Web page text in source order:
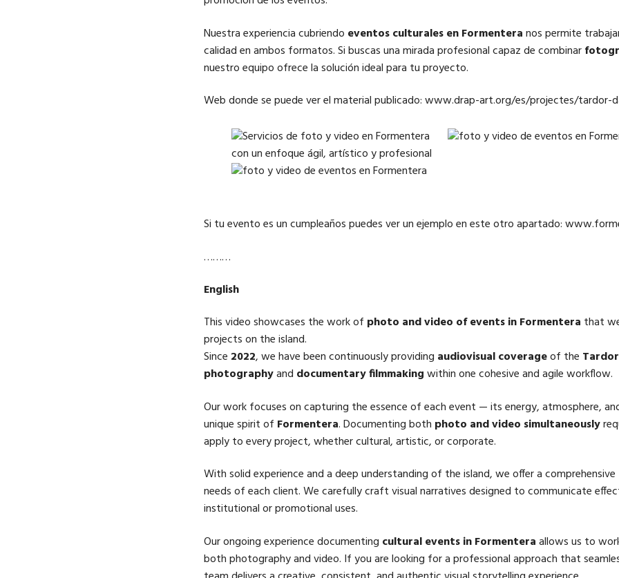
Nuestra experiencia cubriendo eventos culturales en Formenteranos permite
calidad en ambos formatos. Si buscas una mirada profesional capaz de combinar
nuestro equipo ofrece la solución ideal para tu proyecto.
Web donde se puede ver el material publicado:www.drap-art.org/es/projectes/tardor-
Si tu evento es un cumpleaños puedes ver un ejemplo en este otro apartado:
………
English
This video showcases the work of photo and video of events in Formentera that
projects on the island.
Since 2022, we have been continuously providing audiovisual coverageof the
photographyand documentary filmmakingwithin one cohesive and agile workflow.
Our work focuses on capturing the essence of each event — its energy, atmosphere,
unique spirit of Formentera. Documenting both photo and video simultaneously
apply to every project, whether cultural, artistic, or corporate.
With solid experience and a deep understanding of the island, we offer a comprehensive
needs of each client. We carefully craft visual narratives designed to communicate
institutional or promotional uses.
Our ongoing experience documenting cultural events in Formenteraallows us to
both photography and video. If you are looking for a professional approach that